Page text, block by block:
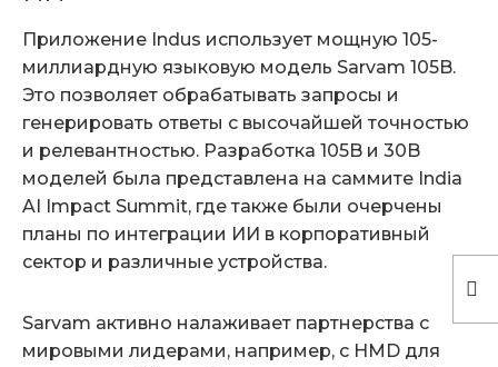
Приложение Indus использует мощную 105-
миллиардную языковую модель Sarvam 105B.
Это позволяет обрабатывать запросы и
генерировать ответы с высочайшей точностью
и релевантностью. Разработка 105B и 30B
моделей была представлена на саммите India
AI Impact Summit, где также были очерчены
планы по интеграции ИИ в корпоративный
сектор и различные устройства.
Sarvam активно налаживает партнерства с
мировыми лидерами, например, с HMD для